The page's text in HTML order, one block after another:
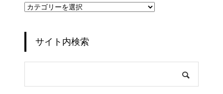
カ
テ
ー
サイト内検索